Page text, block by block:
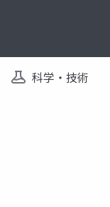
科学・技術